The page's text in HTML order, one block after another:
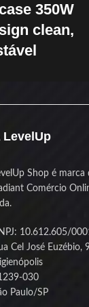
350W
clean,
ideal para quem
de energia
intermediários.
automático bivolt
circuito, oferecendo
para os
LevelUp
Shop é marca
Comércio
10.612.605/
Cel José Euzébio,
030
Paulo/SP